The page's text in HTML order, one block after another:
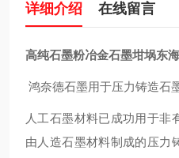
详细介绍 在线留言
高纯石墨粉冶金石墨坩埚东
鸿奈德石墨用于压力铸造石
人工石墨材料已成功用于非
由人造石墨材料制成的压力